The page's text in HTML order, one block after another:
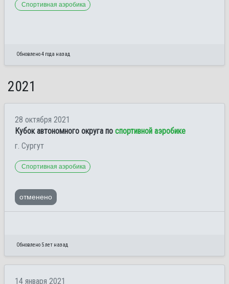
Спортивная аэробика
Обновлено 4 года назад
2021
28 октября 2021
Кубок автономного округа по спортивной аэробике
г. Сургут
Спортивная аэробика
отменено
Обновлено 5 лет назад
14 января 2021